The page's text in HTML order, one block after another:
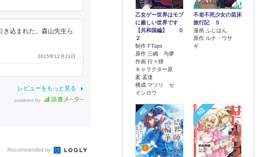
込まれた。森山先生ら
2015年12月21日
レビューをもっと見る
powered by
乙女ゲー世界はモブ
に厳しい世界です
【共和国編】 ０
２
制作 FTops
原作 三嶋 与夢
作画 行々狸
キャラクター原
案 孟達
構成 マツリ セ
イシロウ
不老不死少女の苗床
旅行記 ５
漫画 ふじはん
原作 ルナ・ウサ
ギ
4位 5位
Recommended by